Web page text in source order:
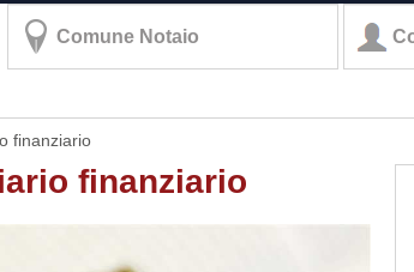
finanziario
finanziario